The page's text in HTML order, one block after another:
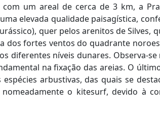
um areal de cerca de 3 km, a
elevada qualidade paisagística,
quer pelos arenitos de Silves,
dos fortes ventos do quadrante
diferentes níveis dunares. Observa-
na fixação das areias. O
arbustivas, das quais se
o kitesurf, devido à